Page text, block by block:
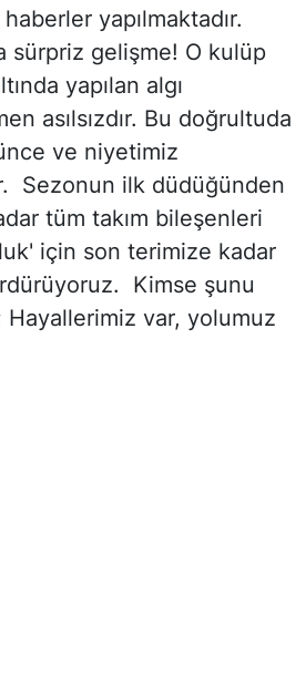
haberler yapılmaktadır.
sürpriz gelişme! O kulüp
yapılan algı
asılsızdır. Bu doğrultuda
ve niyetimiz
Sezonun ilk düdüğünden
tüm takım bileşenleri
için son terimize kadar
Kimse şunu
Hayallerimiz var, yolumuz